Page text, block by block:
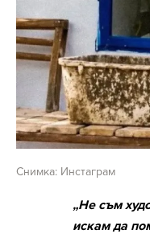
Снимка: Инстаграм
„Не съм
искам да